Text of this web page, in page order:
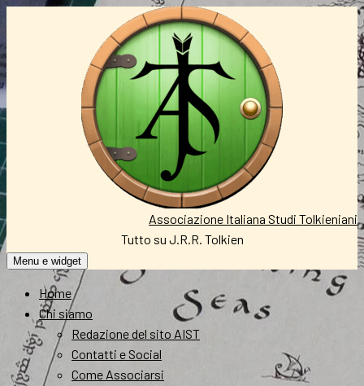
contenuto
Associazione Italiana Studi Tolkieniani
Tutto su J.R.R. Tolkien
Menu e widget
Home
Chi siamo
Redazione del sito AIST
Contatti e Social
Come Associarsi